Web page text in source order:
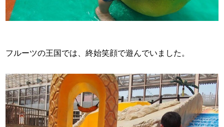
フルーツの王国では、終始笑顔で遊んでいました。